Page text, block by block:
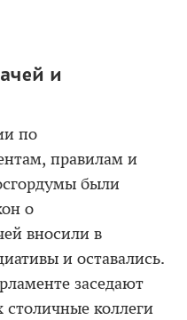
и
по
правилам и
были
о
вносили в
и оставались.
заседают
коллеги